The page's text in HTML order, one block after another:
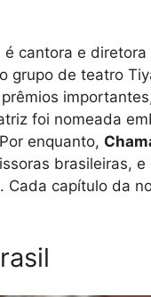
é cantora e
grupo de teatro
foi nomeada
enquanto,
brasileiras,
capítulo da